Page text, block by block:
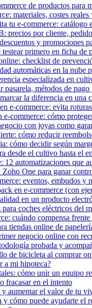
de productos para
materiales, costes
tu e-commerce: catálogo
precios por cliente,
y promociones
primero en ficha
checklist de
automáticas en la nube
especializada en
pasarela, métodos de
la diferencia en una
e-commerce: evita
commerce: cómo
con joyas como
cómo reducir
cómo decidir según
desde el cultivo hasta el
automatizaciones que
One para ganar
eventos, embudos y
en e-commerce (con
en un producto
para coches eléctricos del
cuándo compensa
tiendas online de
negocio online con
probada y
de bicicleta al comprar
a mi hipoteca?
cómo unir un equipo
fracasar en el intento
aumentar el valor de tu
y cómo puede ayudarte el